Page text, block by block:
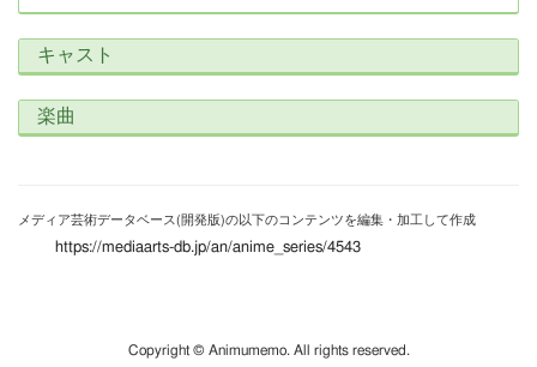
キャスト
楽曲
メディア芸術データベース(開発版)の以下のコンテンツを編集・加工して作成
https://mediaarts-db.jp/an/anime_series/4543
Copyright © Animumemo. All rights reserved.